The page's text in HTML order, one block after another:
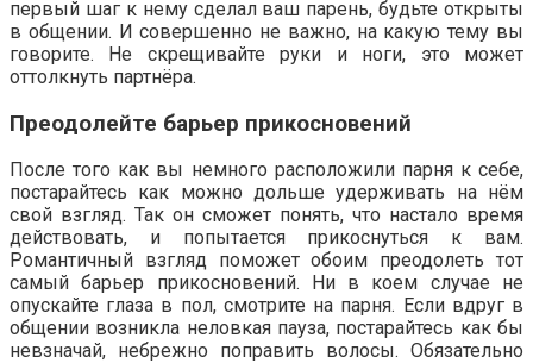
первый шаг к нему сделал ваш парень, будьте открыты
в общении. И совершенно не важно, на какую тему вы
говорите. Не скрещивайте руки и ноги, это может
оттолкнуть партнёра.
Преодолейте барьер прикосновений
После того как вы немного расположили парня к себе,
постарайтесь как можно дольше удерживать на нём
свой взгляд. Так он сможет понять, что настало время
действовать, и попытается прикоснуться к вам.
Романтичный взгляд поможет обоим преодолеть тот
самый барьер прикосновений. Ни в коем случае не
опускайте глаза в пол, смотрите на парня. Если вдруг в
общении возникла неловкая пауза, постарайтесь как бы
невзначай, небрежно поправить волосы. Обязательно